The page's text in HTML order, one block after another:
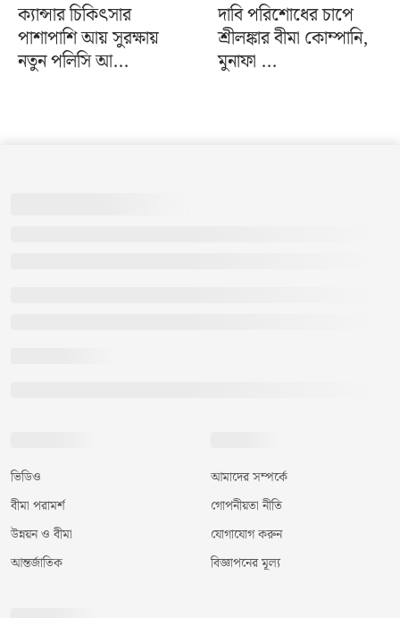
ক্যান্সার চিকিৎসার
পাশাপাশি আয় সুরক্ষায়
নতুন পলিসি আ...
দাবি পরিশোধের চাপে
শ্রীলঙ্কার বীমা কোম্পানি,
মুনাফা ...
ভিডিও
বীমা পরামর্শ
উন্নয়ন ও বীমা
আন্তর্জাতিক
আমাদের সম্পর্কে
গোপনীয়তা নীতি
যোগাযোগ করুন
বিজ্ঞাপনের মূল্য